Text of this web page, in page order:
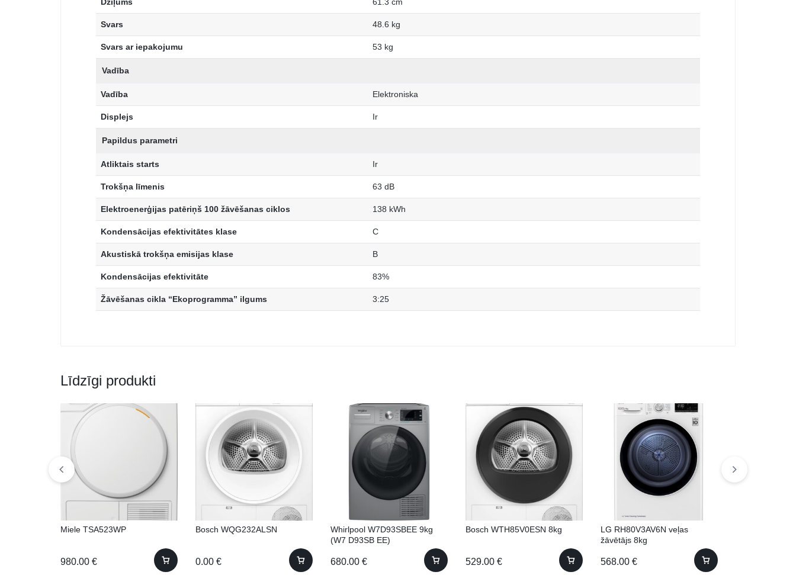
Dziļums 61.3 cm
Svars 48.6 kg
Svars ar iepakojumu 53 kg
Vadība
Vadība Elektroniska
Displejs Ir
Papildus parametri
Atliktais starts Ir
Trokšņa līmenis 63 dB
Elektroenerģijas patēriņš 100 žāvēšanas ciklos 138 kWh
Kondensācijas efektivitātes klase C
Akustiskā trokšņa emisijas klase B
Kondensācijas efektivitāte 83%
Žāvēšanas cikla “Ekoprogramma” ilgums 3:25
Līdzīgi produkti
Miele TSA523WP
980.00 €
Bosch WQG232ALSN
0.00 €
Whirlpool W7D93SBEE 9kg
(W7 D93SB EE)
680.00 €
Bosch WTH85V0ESN 8kg
529.00 €
LG RH80V3AV6N veļas
žāvētājs 8kg
568.00 €